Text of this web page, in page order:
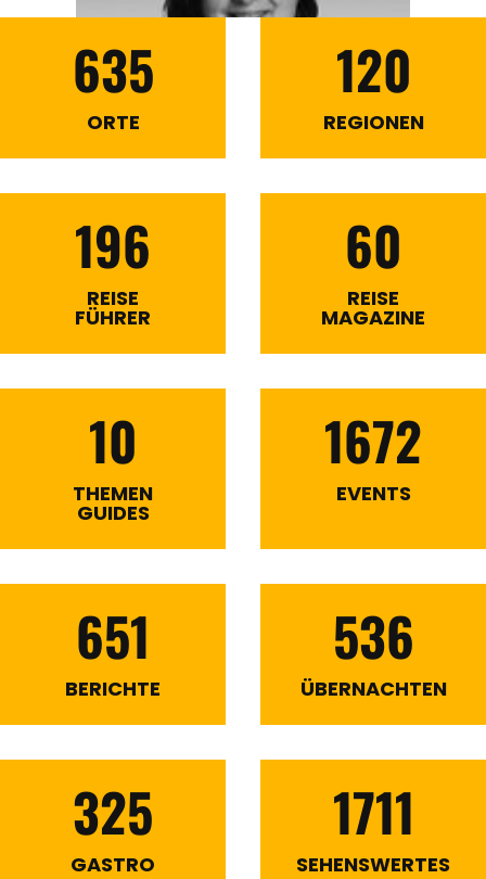
635
ORTE
120
REGIONEN
196
REISE
FÜHRER
60
REISE
MAGAZINE
10
THEMEN
GUIDES
1672
EVENTS
651
BERICHTE
536
ÜBERNACHTEN
325
GASTRO
1711
SEHENSWERTES